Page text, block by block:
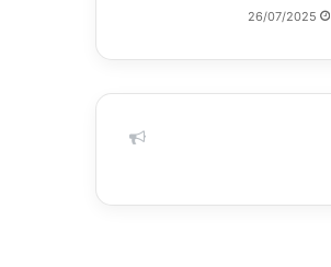
26/07/2025